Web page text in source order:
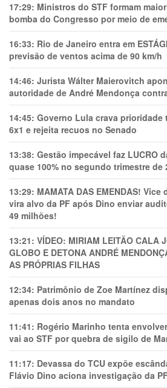
17:29: Ministros do STF formam
bomba do Congresso por meio de
16:33: Rio de Janeiro entra em
previsão de ventos acima de 90 km/h
14:46: Jurista Wálter Maierovitch
autoridade de André Mendonça
14:45: Governo Lula crava prioridade
6x1 e rejeita recuos no Senado
13:38: Gestão impecável faz LUCRO
quase 100% no segundo trimestre de
13:29: MAMATA DAS EMENDAS!
vira alvo da PF após Dino enviar
49 milhões!
13:21: VÍDEO: MIRIAM LEITÃO CALA
GLOBO E DETONA ANDRÉ
AS PRÓPRIAS FILHAS
12:34: Patrimônio de Zoe Martínez
apenas dois anos no mandato
11:41: Rogério Marinho tenta
vai ao STF por quebra de sigilo de
11:17: Devassa do TCU expõe
Flávio Dino aciona investigação da